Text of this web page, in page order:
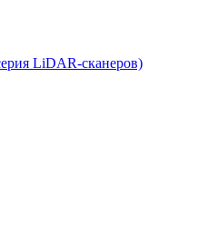
LiDAR-сканеров)